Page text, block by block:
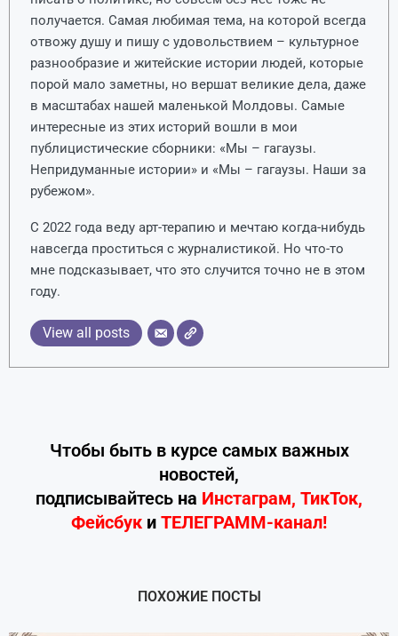
получается. Самая любимая тема, на которой всегда
отвожу душу и пишу с удовольствием – культурное
разнообразие и житейские истории людей, которые
порой мало заметны, но вершат великие дела, даже
в масштабах нашей маленькой Молдовы. Самые
интересные из этих историй вошли в мои
публицистические сборники: «Мы – гагаузы.
Непридуманные истории» и «Мы – гагаузы. Наши за
рубежом».
С 2022 года веду арт-терапию и мечтаю когда-нибудь
навсегда проститься с журналистикой. Но что-то
мне подсказывает, что это случится точно не в этом
году.
View all posts
Чтобы быть в курсе самых важных
новостей,
подписывайтесь на Инстаграм, ТикТок,
Фейсбук и ТЕЛЕГРАММ-канал!
ПОХОЖИЕ ПОСТЫ